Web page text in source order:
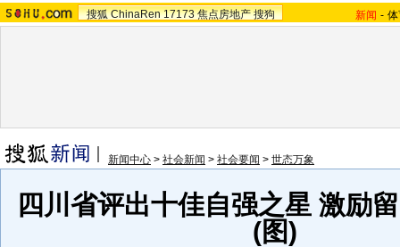
搜狐 ChinaRen 17173 焦点房地产 搜狗 新闻 -
新闻中心 > 社会新闻 > 社会要闻 > 世态万象
四川省评出十佳自强之星 激励
(图)